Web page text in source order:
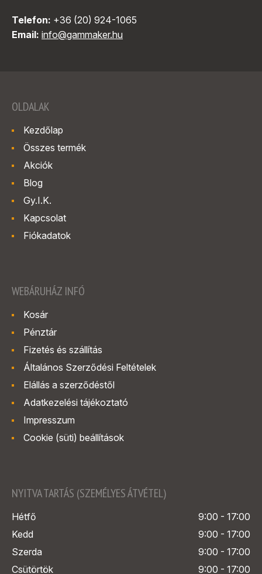
Telefon: +36 (20) 924-1065
Email: info@gammaker.hu
OLDALAK
Kezdőlap
Összes termék
Akciók
Blog
Gy.I.K.
Kapcsolat
Fiókadatok
WEBÁRUHÁZ INFÓ
Kosár
Pénztár
Fizetés és szállítás
Általános Szerződési Feltételek
Elállás a szerződéstől
Adatkezelési tájékoztató
Impresszum
Cookie (süti) beállítások
NYITVA TARTÁS (SZEMÉLYES ÁTVÉTEL)
Hétfő
9:00 - 17:00
Kedd
9:00 - 17:00
Szerda
9:00 - 17:00
Csütörtök
9:00 - 17:00